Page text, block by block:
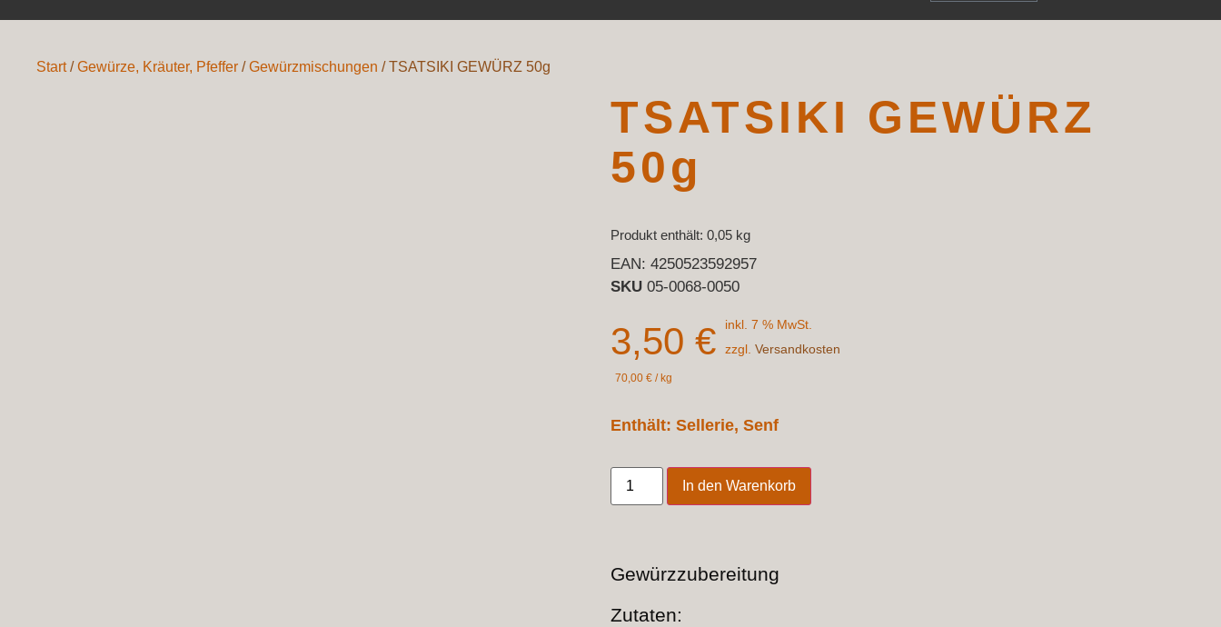
Start/Gewürze, Kräuter, Pfeffer /Gewürzmischungen / TSATSIKI GEWÜRZ 50g
TSATSIKI GEWÜRZ
50g
Produkt enthält: 0,05 kg
EAN: 4250523592957
SKU 05-0068-0050
3,50 €
inkl. 7 % MwSt.
zzgl.Versandkosten
70,00 € / kg
Enthält: Sellerie, Senf
In den Warenkorb
Gewürzzubereitung
Zutaten: